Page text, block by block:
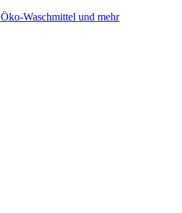
Öko-Waschmittel und mehr